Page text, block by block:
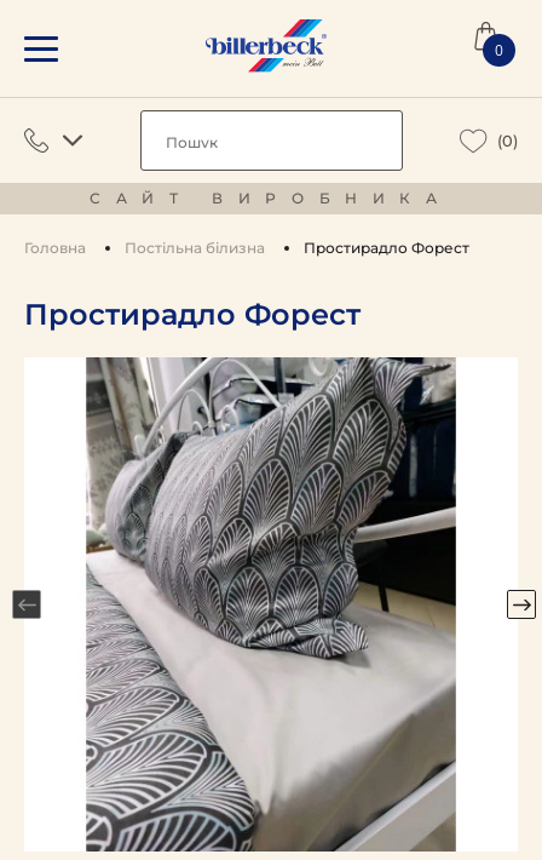
0
(0)
САЙТ ВИРОБНИКА
Головна Постільна білизна Простирадло Форест
Простирадло Форест